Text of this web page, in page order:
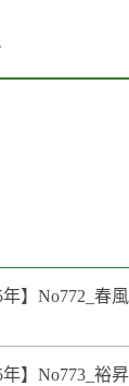
年】No772_春
年】No773_裕